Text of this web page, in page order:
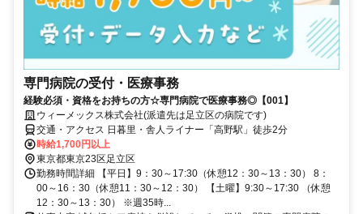
専門病院の受付・医療事務
経験必須・資格をお持ちの方☆専門病院で医療事務◎【001】
ウィーメックス株式会社(派遣先は足立区の病院です)
交通・アクセス 日暮里・舎人ライナー「高野駅」徒歩2分
時給1,700円以上
東京都東京23区足立区
勤務時間詳細 【平日】9：30～17:30（休憩12：30～13：30） 8：
00～16：30（休憩11：30～12：30） 【土曜】9:30～17:30 （休憩
12：30～13：30） ※週35時...